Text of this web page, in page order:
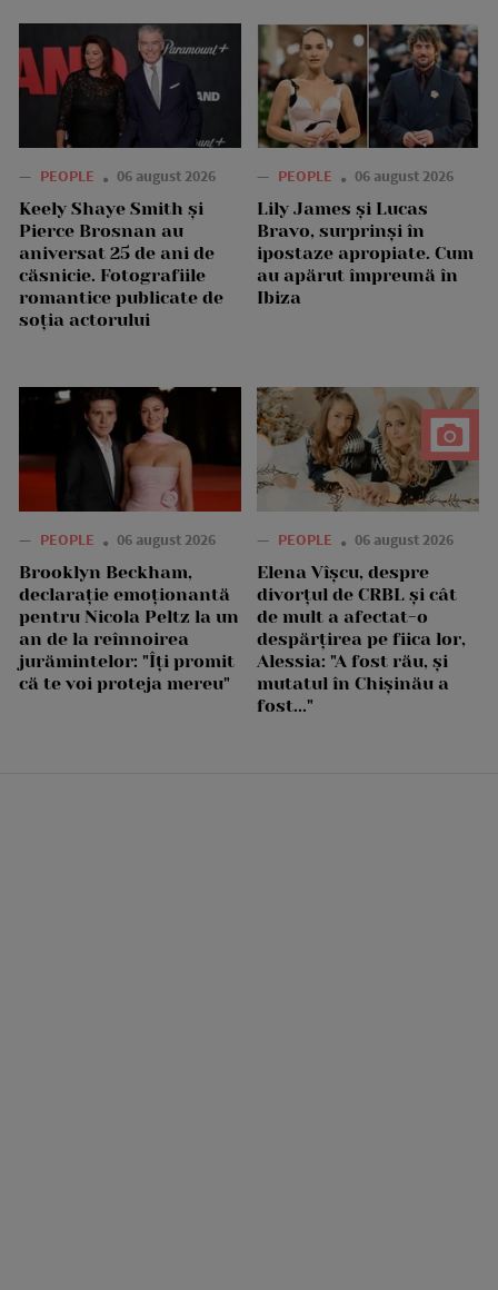
— PEOPLE 06 august 2026
Keely Shaye Smith și
Pierce Brosnan au
aniversat 25 de ani de
căsnicie. Fotografiile
romantice publicate de
soția actorului
— PEOPLE 06 august 2026
Lily James și Lucas
Bravo, surprinși în
ipostaze apropiate. Cum
au apărut împreună în
Ibiza
— PEOPLE 06 august 2026
Brooklyn Beckham,
declarație emoționantă
pentru Nicola Peltz la un
an de la reînnoirea
jurămintelor: "Îți promit
că te voi proteja mereu"
— PEOPLE 06 august 2026
Elena Vîșcu, despre
divorțul de CRBL și cât
de mult a afectat-o
despărțirea pe fiica lor,
Alessia: "A fost rău, și
mutatul în Chișinău a
fost..."